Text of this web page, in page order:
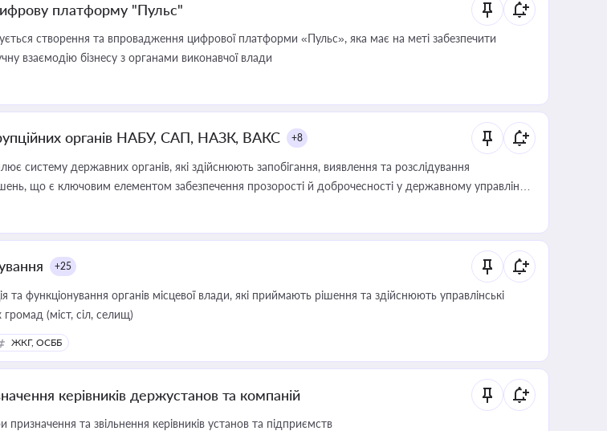
платформу "Пульс"
створення та впровадження цифрової платформи «Пульс», яка має на меті забезпечити
взаємодію бізнесу з органами виконавчої влади
органів НАБУ, САП, НАЗК, ВАКС +8
систему державних органів, які здійснюють запобігання, виявлення та розслідування
що є ключовим елементом забезпечення прозорості й доброчесності у державному управлінні
+25
та функціонування органів місцевої влади, які приймають рішення та здійснюють управлінські
громад (міст, сіл, селищ)
ЖКГ, ОСББ
керівників держустанов та компаній
призначення та звільнення керівників установ та підприємств